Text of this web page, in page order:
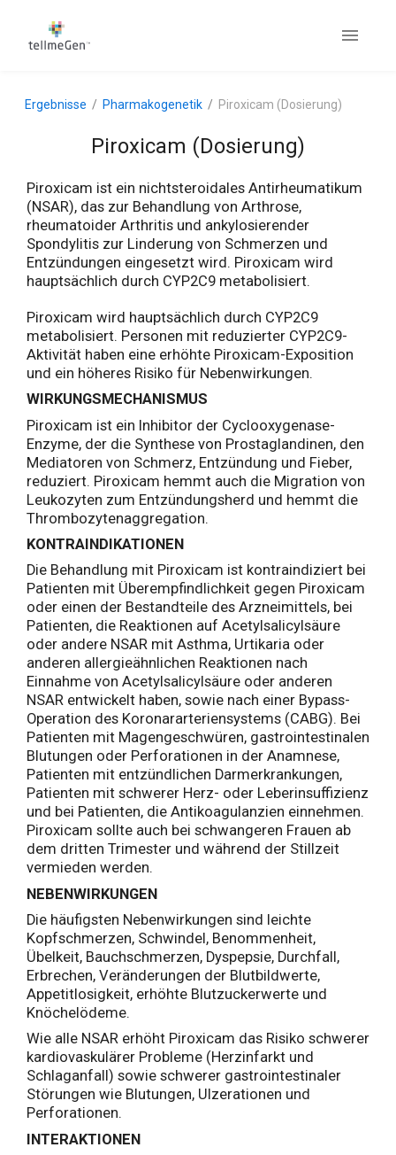
Ergebnisse Pharmakogenetik Piroxicam (Dosierung)
Piroxicam (Dosierung)
Piroxicam ist ein nichtsteroidales Antirheumatikum
(NSAR), das zur Behandlung von Arthrose,
rheumatoider Arthritis und ankylosierender
Spondylitis zur Linderung von Schmerzen und
Entzündungen eingesetzt wird. Piroxicam wird
hauptsächlich durch CYP2C9 metabolisiert.
Piroxicam wird hauptsächlich durch CYP2C9
metabolisiert. Personen mit reduzierter CYP2C9-
Aktivität haben eine erhöhte Piroxicam-Exposition
und ein höheres Risiko für Nebenwirkungen.
WIRKUNGSMECHANISMUS
Piroxicam ist ein Inhibitor der Cyclooxygenase-
Enzyme, der die Synthese von Prostaglandinen, den
Mediatoren von Schmerz, Entzündung und Fieber,
reduziert. Piroxicam hemmt auch die Migration von
Leukozyten zum Entzündungsherd und hemmt die
Thrombozytenaggregation.
KONTRAINDIKATIONEN
Die Behandlung mit Piroxicam ist kontraindiziert bei
Patienten mit Überempfindlichkeit gegen Piroxicam
oder einen der Bestandteile des Arzneimittels, bei
Patienten, die Reaktionen auf Acetylsalicylsäure
oder andere NSAR mit Asthma, Urtikaria oder
anderen allergieähnlichen Reaktionen nach
Einnahme von Acetylsalicylsäure oder anderen
NSAR entwickelt haben, sowie nach einer Bypass-
Operation des Koronararteriensystems (CABG). Bei
Patienten mit Magengeschwüren, gastrointestinalen
Blutungen oder Perforationen in der Anamnese,
Patienten mit entzündlichen Darmerkrankungen,
Patienten mit schwerer Herz- oder Leberinsuffizienz
und bei Patienten, die Antikoagulanzien einnehmen.
Piroxicam sollte auch bei schwangeren Frauen ab
dem dritten Trimester und während der Stillzeit
vermieden werden.
NEBENWIRKUNGEN
Die häufigsten Nebenwirkungen sind leichte
Kopfschmerzen, Schwindel, Benommenheit,
Übelkeit, Bauchschmerzen, Dyspepsie, Durchfall,
Erbrechen, Veränderungen der Blutbildwerte,
Appetitlosigkeit, erhöhte Blutzuckerwerte und
Knöchelödeme.
Wie alle NSAR erhöht Piroxicam das Risiko schwerer
kardiovaskulärer Probleme (Herzinfarkt und
Schlaganfall) sowie schwerer gastrointestinaler
Störungen wie Blutungen, Ulzerationen und
Perforationen.
INTERAKTIONEN